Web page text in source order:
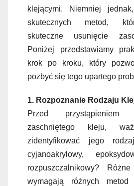
klejącymi. Niemniej
skutecznych metod,
skuteczne usunięcie
Poniżej przedstawiamy
krok po kroku, który
pozbyć się tego upartego
1. Rozpoznanie Rodzaju
Przed
zaschniętego kleju,
zidentyfikować jego
cyjanoakrylowy,
rozpuszczalnikowy?
wymagają różnych metod